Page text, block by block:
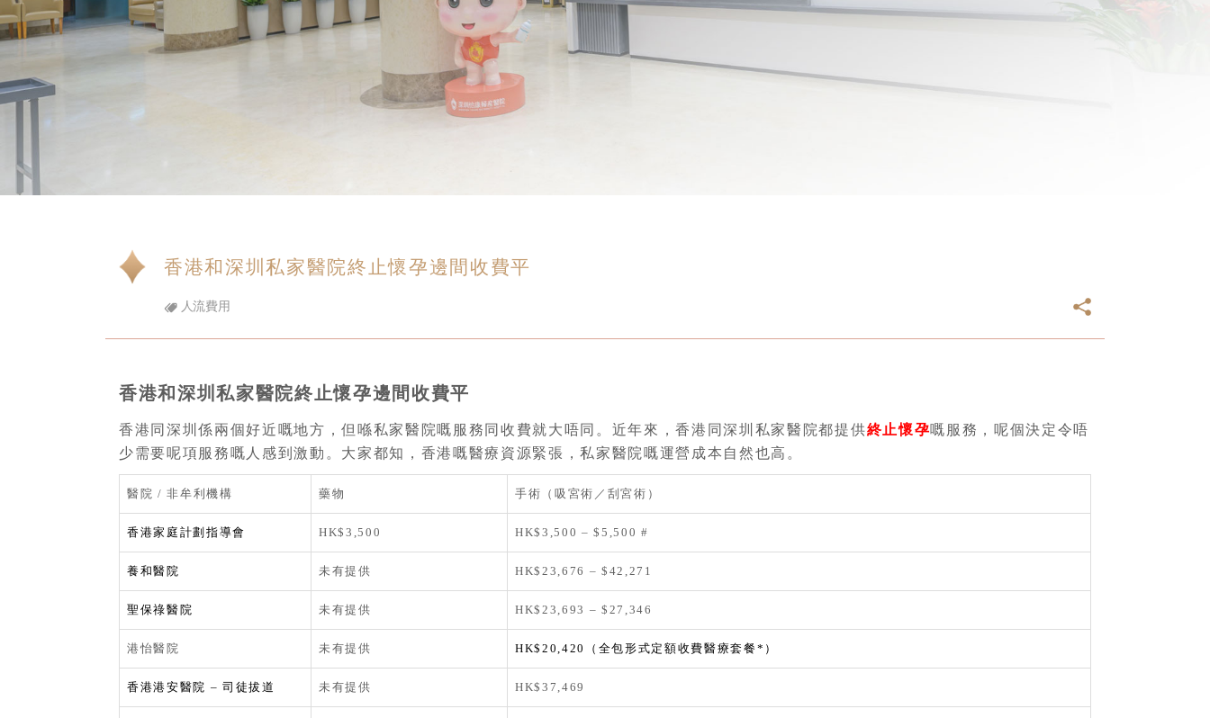
香港和深圳私家醫院終止懷孕邊間收費平
人流費用
香港和深圳私家醫院終止懷孕邊間收費平
香港同深圳係兩個好近嘅地方，但喺私家醫院嘅服務同收費就大唔同。近年來，香港同深圳私家醫院都提供終止懷孕嘅服務，呢個決定令唔
少需要呢項服務嘅人感到激動。大家都知，香港嘅醫療資源緊張，私家醫院嘅運營成本自然也高。
醫院 / 非牟利機構 藥物 手術（吸宮術／刮宮術）
香港家庭計劃指導會 HK$3,500 HK$3,500 – $5,500 #
養和醫院 未有提供 HK$23,676 – $42,271
聖保祿醫院 未有提供 HK$23,693 – $27,346
港怡醫院 未有提供 HK$20,420（全包形式定額收費醫療套餐*）
香港港安醫院 – 司徒拔道 未有提供 HK$37,469